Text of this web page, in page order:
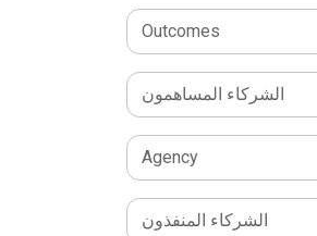
Outcomes
الشركاء المساهمون
Agency
الشركاء المنفذون